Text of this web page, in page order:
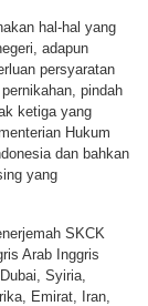
hal-hal yang
adapun
persyaratan
pindah
ketiga yang
Hukum
dan bahkan
yang
SKCK
Arab Inggris
Syiria,
Emirat, Iran,